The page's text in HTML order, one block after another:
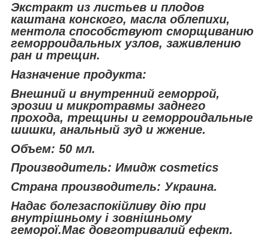
Экстракт из листьев и плодов
каштана конского, масла облепихи,
ментола способствуют сморщиванию
геморроидальных узлов, заживлению
ран и трещин.
Назначение продукта:
Внешний и внутренний геморрой,
эрозии и микротравмы заднего
прохода, трещины и геморроидальные
шишки, анальный зуд и жжение.
Объем: 50 мл.
Производитель: Имидж cosmetics
Страна производитель: Украина.
Надає болезаспокійливу дію при
внутрішньому і зовнішньому
геморої.Має довготривалий ефект.